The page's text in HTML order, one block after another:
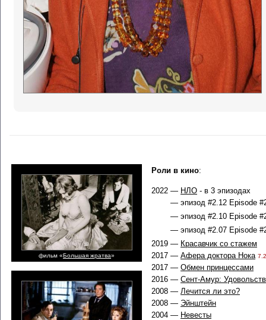
фильм «Большая жратва»
Роли в кино:
2022 — НЛО - в 3 эпизодах
— эпизод #2.12 Episode
— эпизод #2.10 Episode
— эпизод #2.07 Episode
2019 — Красавчик со стажем
2017 — Афера доктора Нока
2017 — Обмен принцессами
2016 — Сент-Амур:
2008 — Лечится ли это?
2008 — Эйнштейн
2004 — Невесты